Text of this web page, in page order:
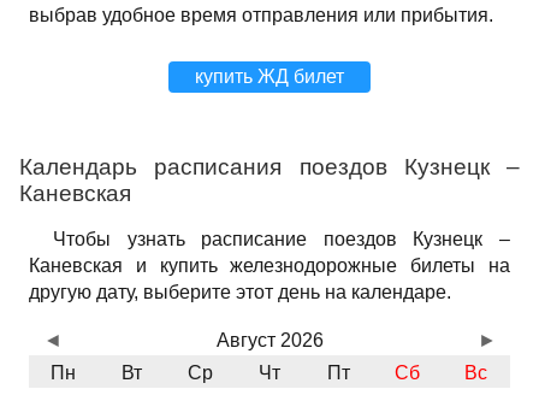
выбрав удобное время отправления или прибытия.
купить ЖД билет
Календарь расписания поездов Кузнецк –
Каневская
Чтобы узнать расписание поездов Кузнецк –
Каневская и купить железнодорожные билеты на
другую дату, выберите этот день на календаре.
Август 2026
Пн
Вт Ср Чт Пт Сб
Вс
◄ ►